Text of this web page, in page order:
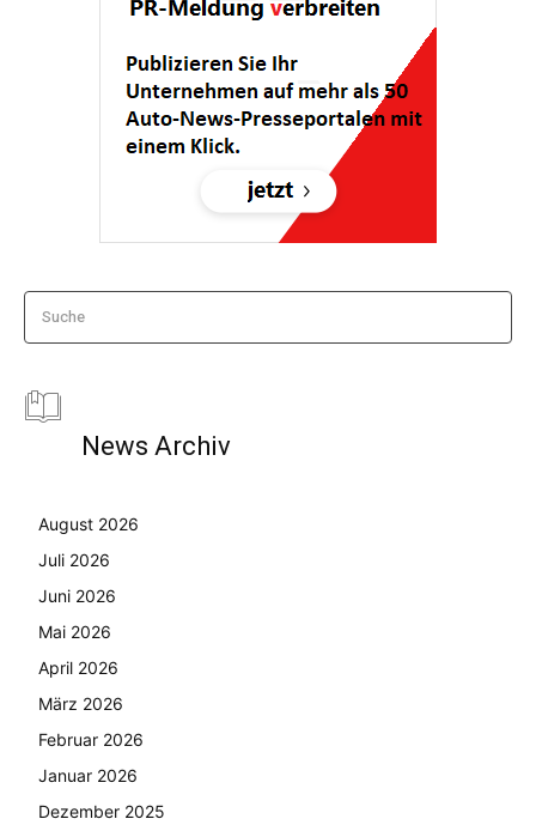
Suche
News Archiv
August 2026
Juli 2026
Juni 2026
Mai 2026
April 2026
März 2026
Februar 2026
Januar 2026
Dezember 2025